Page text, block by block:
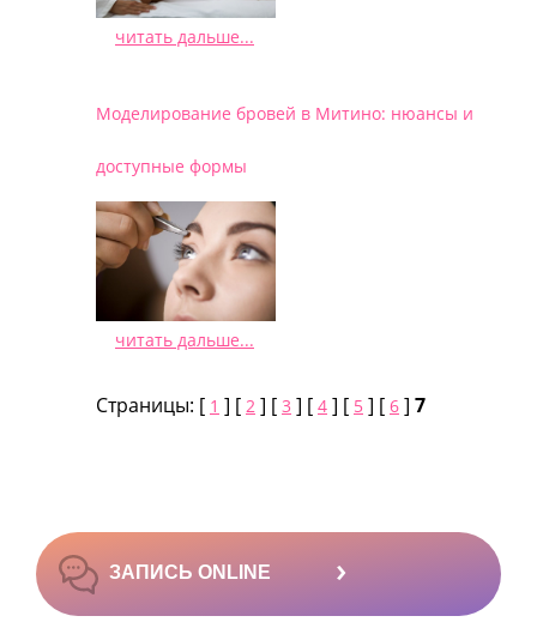
читать дальше...
Моделирование бровей в Митино: нюансы и
доступные формы
читать дальше...
Страницы: [ 1 ] [ 2 ] [ 3 ] [ 4 ] [ 5 ] [ 6 ] 7
ЗАПИСЬ ONLINE ›